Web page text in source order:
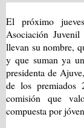
El próximo
Asociación Juvenil
llevan su nombre,
y que suman ya
presidenta de
de los
comisión que
compuesta por